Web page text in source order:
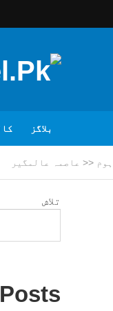
بلاگز
ہوم << عاصمہ عالمگیر
تلاش